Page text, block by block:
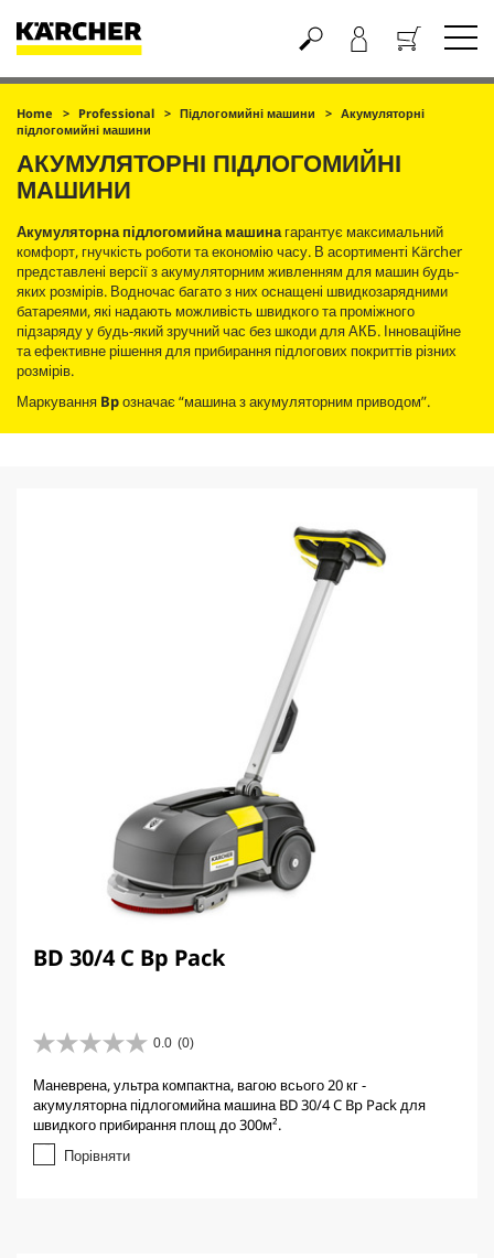
Кошик
Home Professional Підлогомийні машини
Акумуляторні
підлогомийні машини
АКУМУЛЯТОРНІ ПІДЛОГОМИЙНІ
МАШИНИ
Акумуляторна підлогомийна машинагарантує максимальний
комфорт, гнучкість роботи та економію часу. В асортименті Kärcher
представлені версії з акумуляторним живленням для машин будь-
яких розмірів. Водночас багато з них оснащені швидкозарядними
батареями, які надають можливість швидкого та проміжного
підзаряду у будь-який зручний час без шкоди для АКБ. Інноваційне
та ефективне рішення для прибирання підлогових покриттів різних
розмірів.
Маркування Bpозначає “машина з акумуляторним приводом”.
BD 30/4 C Bp Pack
0.0 (0)
0
0
з
5
і
Маневрена, ультра компактна, вагою всього 20 кг -
акумуляторна підлогомийна машина BD 30/4 C Bp Pack для
швидкого прибирання площ до 300м².
Порівняти